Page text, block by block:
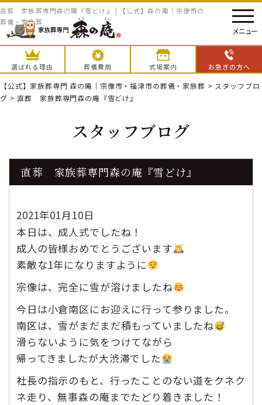
直葬 家族葬専門森の庵『雪どけ』 | 【公式】森の庵｜宗像市の
葬儀・家族葬
選ばれる理由 葬儀費用 式場案内 お急ぎの方へ
メニュー
【公式】家族葬専門 森の庵｜宗像市・福津市の葬儀・家族葬 > スタッフブロ
グ > 直葬 家族葬専門森の庵『雪どけ』
スタッフブログ
直葬 家族葬専門森の庵『雪どけ』
2021年01月10日
本日は、成人式でしたね！
成人の皆様おめでとうございます
素敵な1年になりますように
宗像は、完全に雪が溶けましたね
今日は小倉南区にお迎えに行って参りました。
南区は、雪がまだまだ積もっていましたね
滑らないように気をつけてながら
帰ってきましたが大渋滞でした
社長の指示のもと、行ったことのない道をクネク
ネ走り、無事森の庵までたどり着きました！